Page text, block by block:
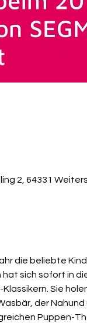
2, 64331
die beliebte
hat sich sofort in
Sie
der
Puppen-